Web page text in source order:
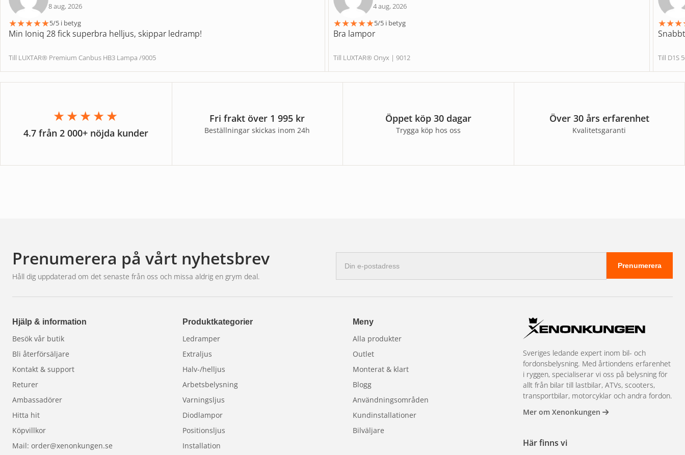
8 aug, 2026
★★★★★5/5 i betyg
Min Ioniq 28 fick superbra helljus, skippar ledramp!
Till LUXTAR® Premium Canbus HB3 Lampa /9005
4 aug, 2026
★★★★★5/5 i betyg
Bra lampor
Till LUXTAR® Onyx | 9012
★★★
Till D1S
★★★★★
4.7 från 2 000+ nöjda kunder
Fri frakt över 1 995 kr
Beställningar skickas inom 24h
Öppet köp 30 dagar
Trygga köp hos oss
Över 30 års erfarenhet
Kvalitetsgaranti
Prenumerera på vårt nyhetsbrev
Håll dig uppdaterad om det senaste från oss och missa aldrig en grym deal.
postadress
Prenumerera
Hjälp & information
Besök vår butik
Bli återförsäljare
Kontakt & support
Returer
Ambassadörer
Hitta hit
Köpvillkor
Mail: order@xenonkungen.se
Produktkategorier
Ledramper
Extraljus
Halv-/helljus
Arbetsbelysning
Varningsljus
Diodlampor
Positionsljus
Installation
Meny
Alla produkter
Outlet
Monterat & klart
Blogg
Användningsområden
Kundinstallationer
Bilväljare
Sveriges ledande expert inom bil- och
fordonsbelysning. Med årtiondens erfarenhet
i ryggen, specialiserar vi oss på belysning för
allt från bilar till lastbilar, ATVs, scooters,
transportbilar, motorcyklar och andra fordon.
Mer om Xenonkungen
Här finns vi